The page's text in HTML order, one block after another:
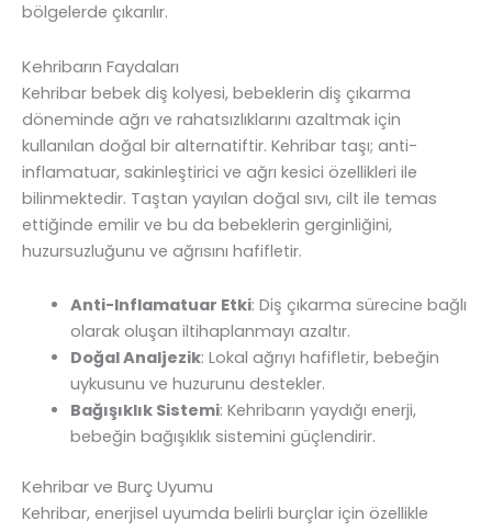
bölgelerde çıkarılır.
Kehribarın Faydaları
Kehribar bebek diş kolyesi, bebeklerin diş çıkarma
döneminde ağrı ve rahatsızlıklarını azaltmak için
kullanılan doğal bir alternatiftir. Kehribar taşı; anti-
inflamatuar, sakinleştirici ve ağrı kesici özellikleri ile
bilinmektedir. Taştan yayılan doğal sıvı, cilt ile temas
ettiğinde emilir ve bu da bebeklerin gerginliğini,
huzursuzluğunu ve ağrısını hafifletir.
Anti-Inflamatuar Etki: Diş çıkarma sürecine bağlı
olarak oluşan iltihaplanmayı azaltır.
Doğal Analjezik: Lokal ağrıyı hafifletir, bebeğin
uykusunu ve huzurunu destekler.
Bağışıklık Sistemi: Kehribarın yaydığı enerji,
bebeğin bağışıklık sistemini güçlendirir.
Kehribar ve Burç Uyumu
Kehribar, enerjisel uyumda belirli burçlar için özellikle